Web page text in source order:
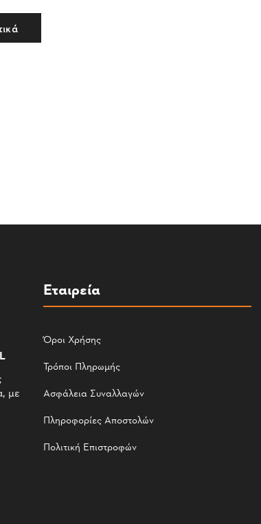
με
Εταιρεία
Όροι Χρήσης
Τρόποι Πληρωμής
Ασφάλεια Συναλλαγών
Πληροφορίες Αποστολών
Πολιτική Επιστροφών